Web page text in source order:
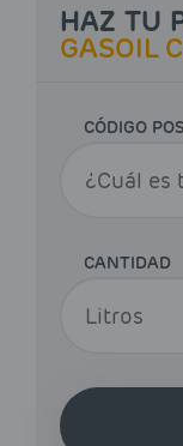
HAZ TU
GASOIL
CÓDIGO
CANTIDAD